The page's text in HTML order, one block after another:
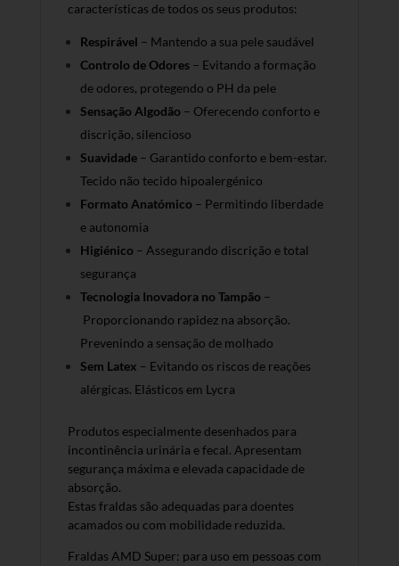
características de todos os seus produtos:
Respirável – Mantendo a sua pele saudável
Controlo de Odores– Evitando a formação
de odores, protegendo o PH da pele
Sensação Algodão– Oferecendo conforto e
discrição, silencioso
Suavidade– Garantido conforto e bem-estar.
Tecido não tecido hipoalergénico
Formato Anatómico– Permitindo liberdade
e autonomia
Higiénico– Assegurando discrição e total
segurança
Tecnologia Inovadora no Tampão–
Proporcionando rapidez na absorção.
Prevenindo a sensação de molhado
Sem Latex – Evitando os riscos de reações
alérgicas. Elásticos em Lycra
Produtos especialmente desenhados para
incontinência urinária e fecal. Apresentam
segurança máxima e elevada capacidade de
absorção.
Estas fraldas são adequadas para doentes
acamados ou com mobilidade reduzida.
Fraldas AMD Super: para uso em pessoas com